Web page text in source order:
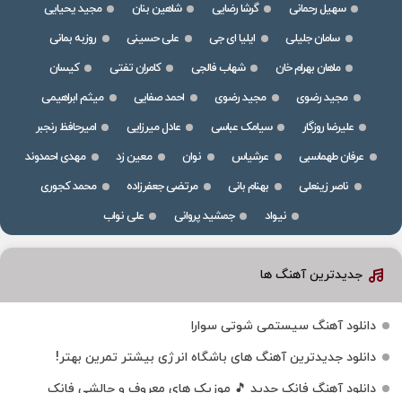
سهیل رحمانی
گرشا رضایی شاهین بنان
مجید یحیایی
سامان جلیلی
ایلیا ای جی علی حسینی
روزبه بمانی
ماهان بهرام خان
شهاب فالجی کامران تفتی
کیسان
مجید رضوی
مجید رضوی احمد صفایی
میثم ابراهیمی
علیرضا روزگار
سیامک عباسی عادل میرزایی
امیرحافظ رنجبر
عرفان طهماسبی
عرشیاس نوان معین زد
مهدی احمدوند
ناصر زینعلی
بهنام بانی مرتضی جعفرزاده
محمد کجوری
نیواد
جمشید پروانی علی نواب
جدیدترین آهنگ ها
دانلود آهنگ سیستمی شوتی سوارا
دانلود جدیدترین آهنگ‌ های باشگاه انرژی بیشتر تمرین بهتر!
دانلود آهنگ فانک جدید 🎵 موزیک‌ های معروف و چالشی فانک